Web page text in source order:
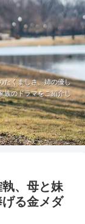
たくましさ、姉の優し
族のドラマをご紹介し
、母と妹
る金メダ